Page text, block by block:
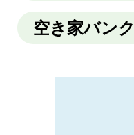
2026年
空き家バンク